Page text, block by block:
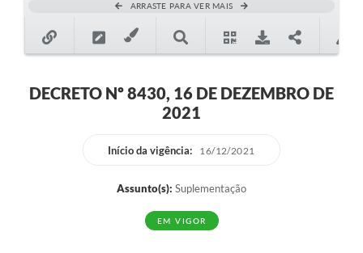
ARRASTE PARA VER MAIS
DECRETO Nº 8430, 16 DE DEZEMBRO DE
2021
Início da vigência: 16/12/2021
Assunto(s): Suplementação
EM VIGOR